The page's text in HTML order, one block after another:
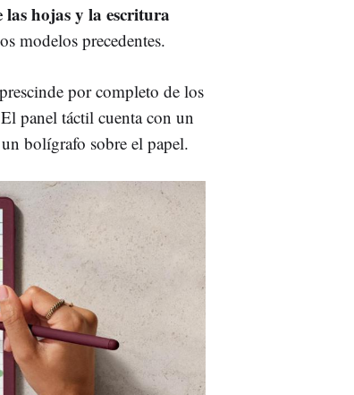
las hojas y la escritura
modelos precedentes.
por completo de los
panel táctil cuenta con un
bolígrafo sobre el papel.